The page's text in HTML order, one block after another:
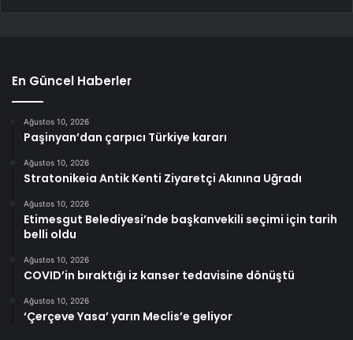
En Güncel Haberler
Ağustos 10, 2026
Paşinyan’dan çarpıcı Türkiye kararı
Ağustos 10, 2026
Stratonikeia Antik Kenti Ziyaretçi Akınına Uğradı
Ağustos 10, 2026
Etimesgut Belediyesi’nde başkanvekili seçimi için tarih
belli oldu
Ağustos 10, 2026
COVID’in bıraktığı iz kanser tedavisine dönüştü
Ağustos 10, 2026
‘Çerçeve Yasa’ yarın Meclis’e geliyor